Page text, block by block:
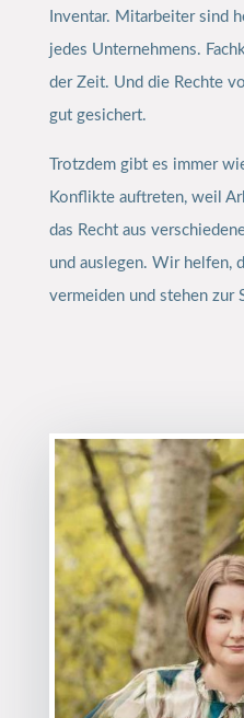
Inventar. Mitarbeiter sind
jedes Unternehmens.
der Zeit. Und die Rechte
gut gesichert.
Trotzdem gibt es immer
Konflikte auftreten, weil
das Recht aus
und auslegen. Wir helfen,
vermeiden und stehen zur